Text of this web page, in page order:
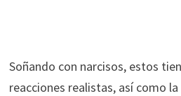
Soñando con narcisos, estos
reacciones realistas, así como